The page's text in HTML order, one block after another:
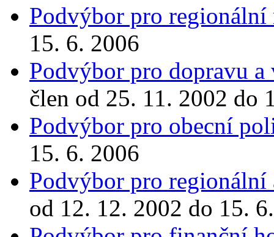
Podvýbor pro
15. 6. 2006
Podvýbor pro dopravu
člen od 25. 11. 2002 do
Podvýbor pro obecní
15. 6. 2006
Podvýbor pro regionální
od 12. 12. 2002 do 15.